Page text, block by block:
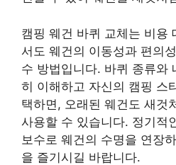
캠핑 웨건 바퀴 교체는 비용
서도 웨건의 이동성과 편의
수 방법입니다. 바퀴 종류와
히 이해하고 자신의 캠핑 스
택하면, 오래된 웨건도 새것
사용할 수 있습니다. 정기적
보수로 웨건의 수명을 연장
을 즐기시길 바랍니다.